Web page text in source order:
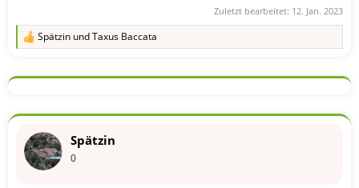
Zuletzt bearbeitet: 12. Jan. 2023
R
k
o
e
n
Spätzin undTaxus Baccata
Spätzin
0